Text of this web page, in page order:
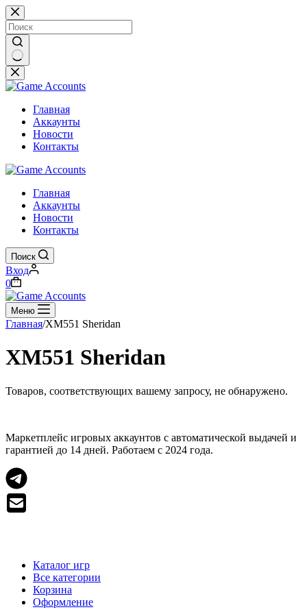
Перейти
к
сути
Ничего
не
Главная
Аккаунты
Новости
Контакты
Главная
Аккаунты
Новости
Контакты
Поиск
Вход
Корзина
0
Меню
Главная/XM551 Sheridan
XM551 Sheridan
Товаров, соответствующих вашему запросу, не обнаружено.
Маркетплейс игровых аккаунтов с автоматической выдачей и
гарантией до 14 дней. Работаем с 2024 года.
Каталог игр
Все категории
Корзина
Оформление